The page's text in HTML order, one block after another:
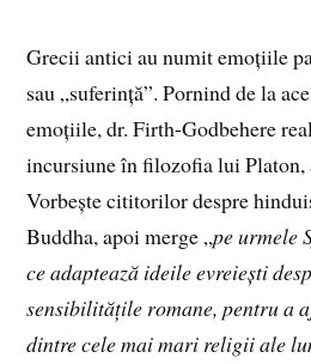
Grecii antici au numit emoțiile
sau „suferință”. Pornind de la
emoțiile, dr. Firth-Godbehere
incursiune în filozofia lui
Vorbește cititorilor despre
Buddha, apoi merge „pe urmele
ce adaptează ideile evreiești
sensibilitățile romane, pentru a
dintre cele mai mari religii ale